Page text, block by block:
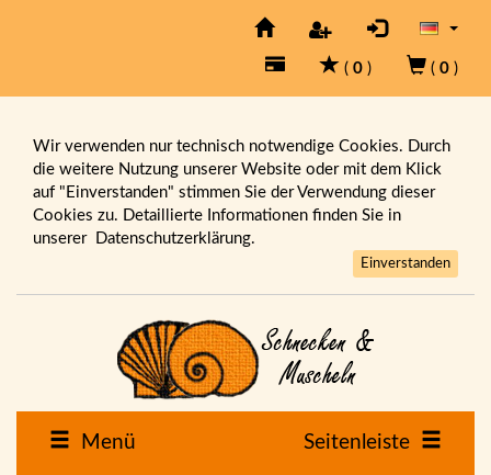
( 0 ) ( 0 )
Wir verwenden nur technisch notwendige Cookies. Durch
die weitere Nutzung unserer Website oder mit dem Klick
auf "Einverstanden" stimmen Sie der Verwendung dieser
Cookies zu. Detaillierte Informationen finden Sie in
unserer Datenschutzerklärung.
Einverstanden
Menü Seitenleiste